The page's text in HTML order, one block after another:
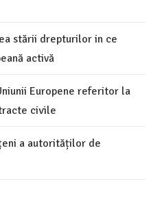
stării drepturilor in ce
activă
Europene referitor la
civile
a autorităților de